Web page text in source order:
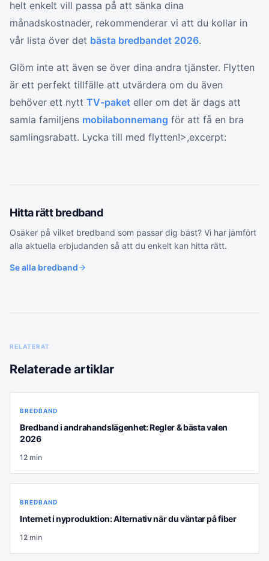
helt enkelt vill passa på att sänka dina
månadskostnader, rekommenderar vi att du kollar in
vår lista över det bästa bredbandet 2026.
Glöm inte att även se över dina andra tjänster. Flytten
är ett perfekt tillfälle att utvärdera om du även
behöver ett nytt TV-paket eller om det är dags att
samla familjens mobilabonnemang för att få en bra
samlingsrabatt. Lycka till med flytten!>,excerpt:
Hitta rättbredband
Osäker på vilket bredband som passar dig bäst? Vi har jämfört
alla aktuella erbjudanden så att du enkelt kan hitta rätt.
Se alla bredband
RELATERAT
Relaterade artiklar
BREDBAND
Bredband i andrahandslägenhet: Regler & bästa valen
2026
12 min
BREDBAND
Internet i nyproduktion: Alternativ när du väntar på fiber
12 min